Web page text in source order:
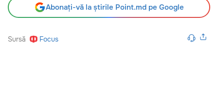
Abonați-vă la știrile Point.md pe Google
Sursă Focus